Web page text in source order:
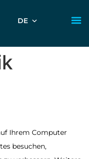
DE
Ihrem Computer
besuchen,